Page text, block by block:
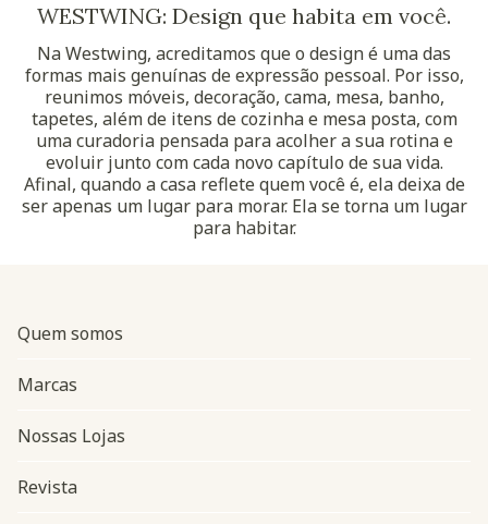
WESTWING: Design que habita em você.
Na Westwing, acreditamos que o design é uma das
formas mais genuínas de expressão pessoal. Por isso,
reunimos móveis, decoração, cama, mesa, banho,
tapetes, além de itens de cozinha e mesa posta, com
uma curadoria pensada para acolher a sua rotina e
evoluir junto com cada novo capítulo de sua vida.
Afinal, quando a casa reflete quem você é, ela deixa de
ser apenas um lugar para morar. Ela se torna um lugar
para habitar.
Quem somos
Marcas
Nossas Lojas
Revista